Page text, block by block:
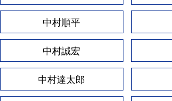
中村順平
中村誠宏
中村達太郎